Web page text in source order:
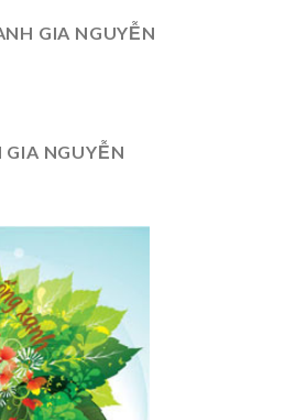
GIA NGUYỄN
GIA NGUYỄN